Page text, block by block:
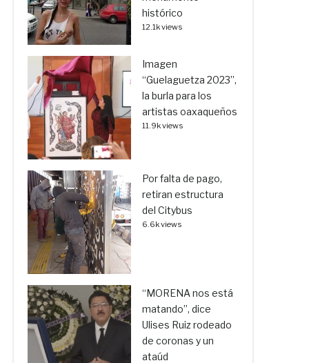
histórico
12.1k views
Imagen
“Guelaguetza 2023”,
la burla para los
artistas oaxaqueños
11.9k views
Por falta de pago,
retiran estructura
del Citybus
6.6k views
“MORENA nos está
matando”, dice
Ulises Ruiz rodeado
de coronas y un
ataúd